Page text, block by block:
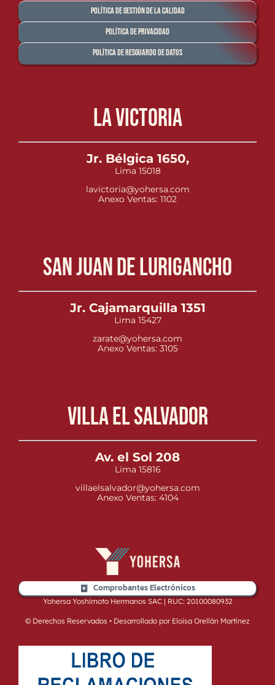
Política de Gestión de la Calidad
Política de Privacidad
Política de Resguardo de Datos
La Victoria
Jr. Bélgica 1650,
Lima 15018
lavictoria@yohersa.com
Anexo Ventas: 1102
San Juan de Lurigancho
Jr. Cajamarquilla 1351
Lima 15427
zarate@yohersa.com
Anexo Ventas: 3105
Villa el Salvador
Av. el Sol 208
Lima 15816
villaelsalvador@yohersa.com
Anexo Ventas: 4104
Comprobantes Electrónicos
Yohersa Yoshimoto Hermanos SAC | RUC: 20100080932
© Derechos Reservados • Desarrollado por Eloisa Orellán Martínez